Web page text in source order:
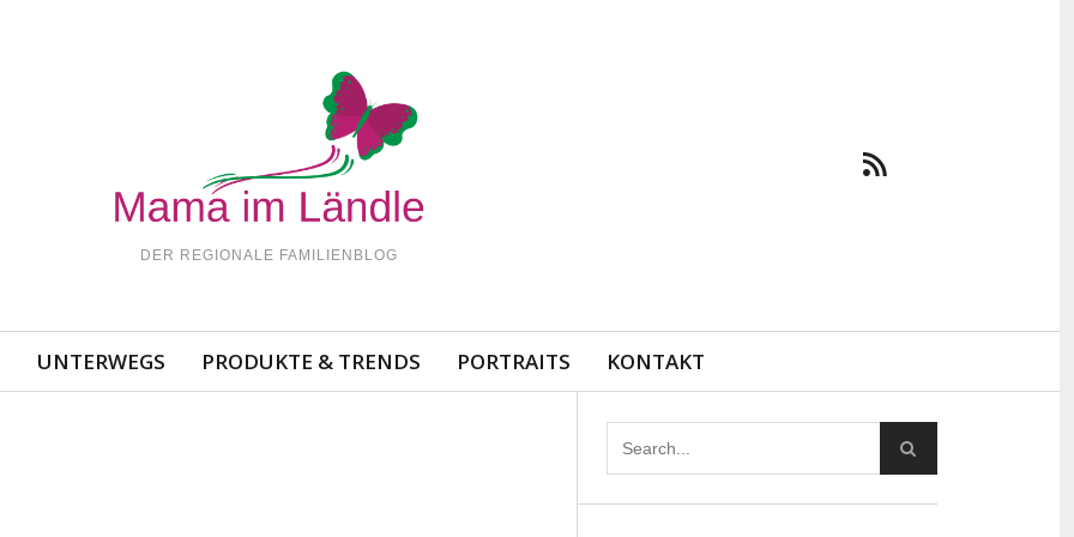
DER REGIONALE FAMILIENBLOG
UNTERWEGS PRODUKTE & TRENDS PORTRAITS KONTAKT